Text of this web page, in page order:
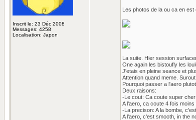
Inscrit le: 23 Déc 2008
Messages: 4258
Localisation: Japon
Les photos de la ou ca en est
La suite. Hier session
One again les bistoufly les
J'etais en pleine seance et
Attention quand meme.
Pourquoi passer a l'aero
Deux raisons:
-Le cout: Ca coute super
A l'aero, ca coute 4 fois moins
-La precison: A la bombe,
A l'aero, c'est smooth, in the